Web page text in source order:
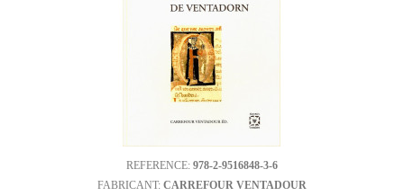
REFERENCE: 978-2-9516848-3-6
FABRICANT: CARREFOUR VENTADOUR